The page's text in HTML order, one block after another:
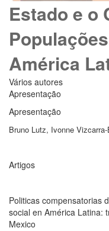
Estado e o
América
Vários autores
Apresentação
Apresentação
Bruno Lutz, Ivonne
Artigos
Politicas compensatorias
social en América Latina:
Mexico